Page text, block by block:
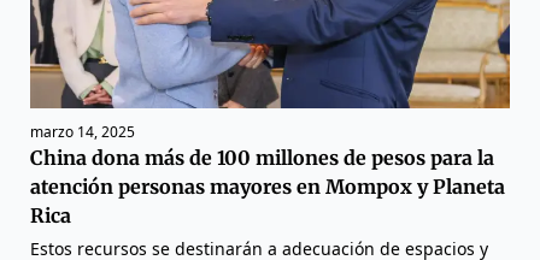
marzo 14, 2025
China dona más de 100 millones de pesos para la
atención personas mayores en Mompox y Planeta
Rica
Estos recursos se destinarán a adecuación de espacios y